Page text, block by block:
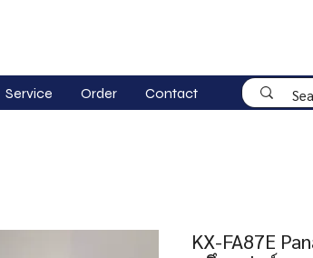
Service Order Contact
KX-FA87E